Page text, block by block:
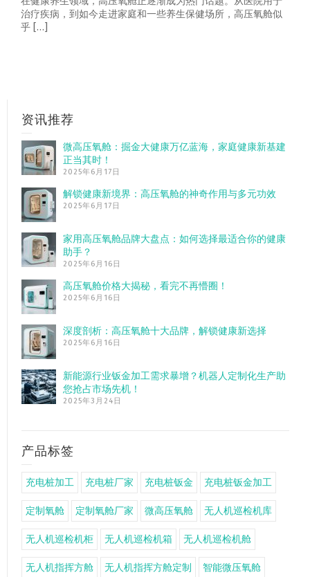
治疗疾病，到如今走进家庭和一些养生保健场所，高压氧舱似
乎 […]
资讯推荐
微高压氧舱：掘金大健康万亿蓝海，家庭健康新基建
正当其时！
2025年6月17日
解锁健康新境界：高压氧舱的神奇作用与多元功效
2025年6月17日
家用高压氧舱品牌大盘点：如何选择最适合你的健康
助手？
2025年6月16日
高压氧舱价格大揭秘，看完不再懵圈！
2025年6月16日
深度剖析：高压氧舱十大品牌，解锁健康新选择
2025年6月16日
新能源行业钣金加工需求暴增？机器人定制化生产助
您抢占市场先机！
2025年3月24日
产品标签
充电桩加工 充电桩厂家 充电桩钣金 充电桩钣金加工
定制氧舱 定制氧舱厂家 微高压氧舱 无人机巡检机库
无人机巡检机柜 无人机巡检机箱 无人机巡检机舱
无人机指挥方舱 无人机指挥方舱定制 智能微压氧舱